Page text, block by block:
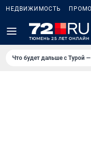
НЕДВИЖИМОСТЬ
Что будет дальше с Турой